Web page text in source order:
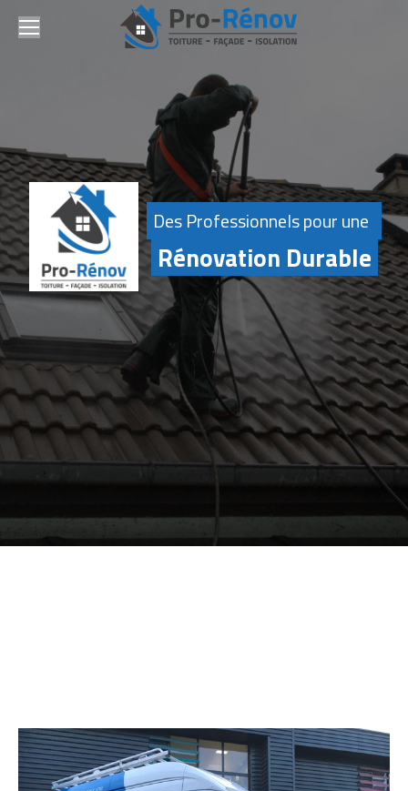
Des Professionnels pour une
Rénovation Durable